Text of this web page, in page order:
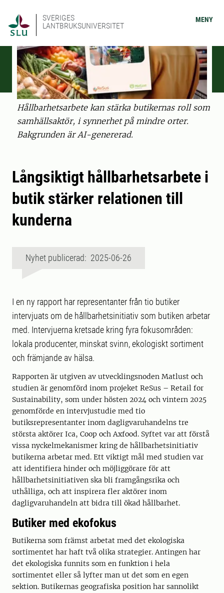
SVERIGES
LANTBRUKSUNIVERSITET
MENY
Hållbarhetsarbete kan stärka butikernas roll som
samhällsaktör, i synnerhet på mindre orter.
Bakgrunden är AI-genererad.
Långsiktigt hållbarhetsarbete i
butik stärker relationen till
kunderna
Nyhet publicerad: 2025-06-26
I en ny rapport har representanter från tio butiker
intervjuats om de hållbarhetsinitiativ som butiken arbetar
med. Intervjuerna kretsade kring fyra fokusområden:
lokala producenter, minskat svinn, ekologiskt sortiment
och främjande av hälsa.
Rapporten är utgiven av utvecklingsnoden Matlust och
studien är genomförd inom projeket ReSus – Retail for
Sustainability, som under hösten 2024 och vintern 2025
genomförde en intervjustudie med tio
butiksrepresentanter inom dagligvaruhandelns tre
största aktörer Ica, Coop och Axfood. Syftet var att förstå
vissa nyckelmekanismer kring de hållbarhetsinitiativ
butikerna arbetar med. Ett viktigt mål med studien var
att identifiera hinder och möjliggörare för att
hållbarhetsinitiativen ska bli framgångsrika och
uthålliga, och att inspirera fler aktörer inom
dagligvaruhandeln att bidra till ökad hållbarhet.
Butiker med ekofokus
Butikerna som främst arbetat med det ekologiska
sortimentet har haft två olika strategier. Antingen har
det ekologiska funnits som en funktion i hela
sortimentet eller så lyfter man ut det som en egen
sektion. Butikernas geografiska position har sannolikt